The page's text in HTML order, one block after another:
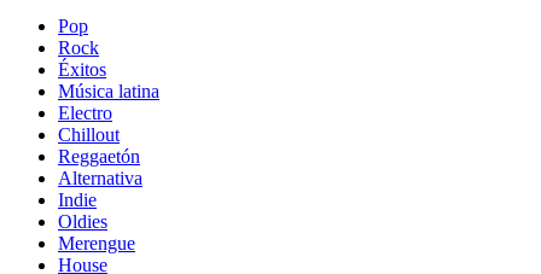
Pop
Rock
Éxitos
Música latina
Electro
Chillout
Reggaetón
Alternativa
Indie
Oldies
Merengue
House